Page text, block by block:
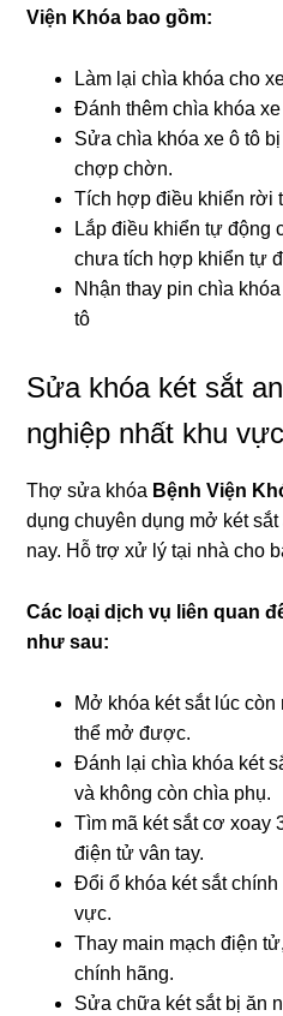
Viện Khóa bao gồm:
Làm lại chìa khóa cho
Đánh thêm chìa khóa
Sửa chìa khóa xe ô tô
chợp chờn.
Tích hợp điều khiển rời
Lắp điều khiển tự động
chưa tích hợp khiển tự
Nhận thay pin chìa
tô
Sửa khóa két sắt
nghiệp nhất khu vực
Thợ sửa khóa Bệnh Viện
dụng chuyên dụng mở két
nay. Hỗ trợ xử lý tại nhà cho
Các loại dịch vụ liên quan
như sau:
Mở khóa két sắt lúc
thể mở được.
Đánh lại chìa khóa két
và không còn chìa phụ.
Tìm mã két sắt cơ xoay
điện tử vân tay.
Đổi ổ khóa két sắt
vực.
Thay main mạch điện
chính hãng.
Sửa chữa két sắt bị ăn